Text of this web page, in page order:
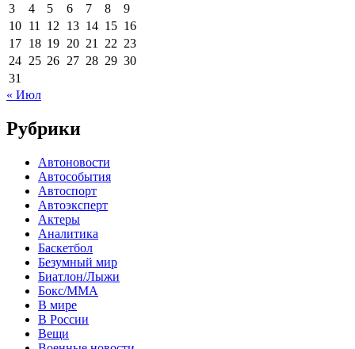
3
4 5 6 7 8
9
10 11 12 13 14 15 16
17 18 19 20 21 22 23
24 25 26 27 28 29 30
31
« Июл
Рубрики
Автоновости
Автособытия
Автоспорт
Автоэксперт
Актеры
Аналитика
Баскетбол
Безумный мир
Биатлон/Лыжи
Бокс/MMA
В мире
В России
Вещи